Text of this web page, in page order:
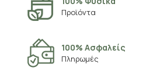
Προϊόντα
100% Ασφαλείς
Πληρωμές